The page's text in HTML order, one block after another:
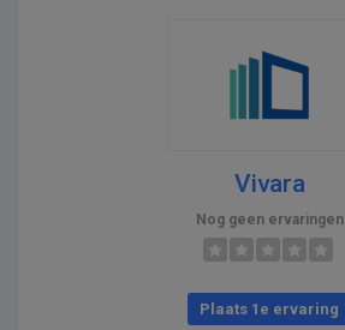
Vivara
Nog geen ervaringen
Plaats 1e ervaring